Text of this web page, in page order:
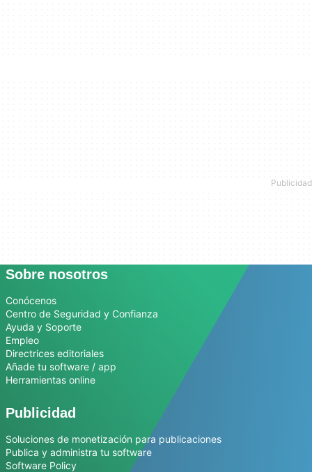
Sobre nosotros
Conócenos
Centro de Seguridad y Confianza
Ayuda y Soporte
Empleo
Directrices editoriales
Añade tu software / app
Herramientas online
Publicidad
Soluciones de monetización para publicaciones
Publica y administra tu software
Software Policy